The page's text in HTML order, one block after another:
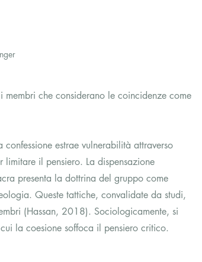
che considerano le coincidenze come
estrae vulnerabilità attraverso
il pensiero. La dispensazione
presenta la dottrina del gruppo come
Queste tattiche, convalidate da studi,
(Hassan, 2018). Sociologicamente, si
la coesione soffoca il pensiero critico.